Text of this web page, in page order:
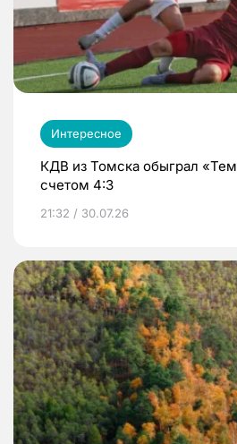
Интересное
КДВ из Томска обыграл
счетом 4:3
21:32 / 30.07.26